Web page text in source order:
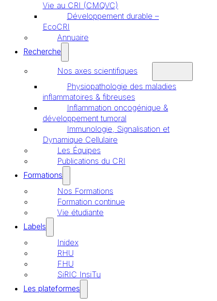
Vie au CRI (CMQVC)
Développement durable –
EcoCRI
Annuaire
Recherche
Nos axes scientifiques
Physiopathologie des maladies
inflammatoires & fibreuses
Inflammation oncogénique &
développement tumoral
Immunologie, Signalisation et
Dynamique Cellulaire
Les Équipes
Publications du CRI
Formations
Nos Formations
Formation continue
Vie étudiante
Labels
Inidex
RHU
FHU
SiRIC InsiTu
Les plateformes